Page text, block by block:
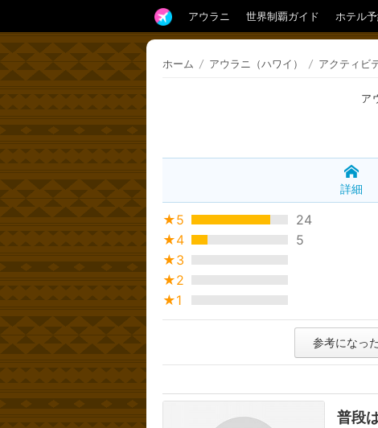
アウラニ 世界制覇ガイド ホテル
ホーム / アウラニ（ハワイ） / アクティビ
ア
詳細
★5
24
★4
5
★3
★2
★1
参考になっ
普段